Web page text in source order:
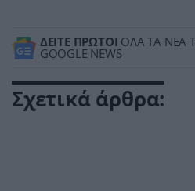
ΔΕΙΤΕ ΠΡΩΤΟΙ ΟΛΑ ΤΑ ΝΕΑ
GOOGLE NEWS
Σχετικά άρθρα: